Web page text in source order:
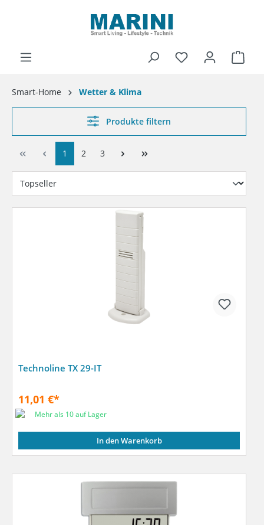
Smart-Home Wetter & Klima
Produkte filtern
1 2 3
Technoline TX 29-IT
11,01 €*
Mehr als 10 auf Lager
In den Warenkorb